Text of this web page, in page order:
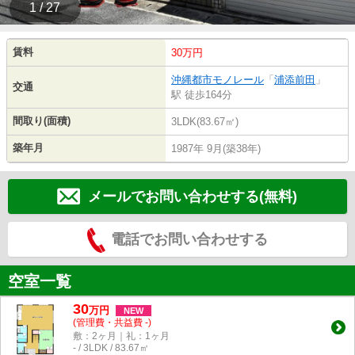
1 / 27
賃料 30万円
交通
沖縄都市モノレール 「 浦添前田 」
駅 徒歩164分
間取り(面積) 3LDK(83.67㎡)
築年月 1987年 9月(築38年)
メールでお問い合わせする(無料)
電話でお問い合わせする
空室一覧
30万円 NEW
(管理費・共益費 -)
敷：2ヶ月｜礼：1ヶ月
- / 3LDK / 83.67㎡